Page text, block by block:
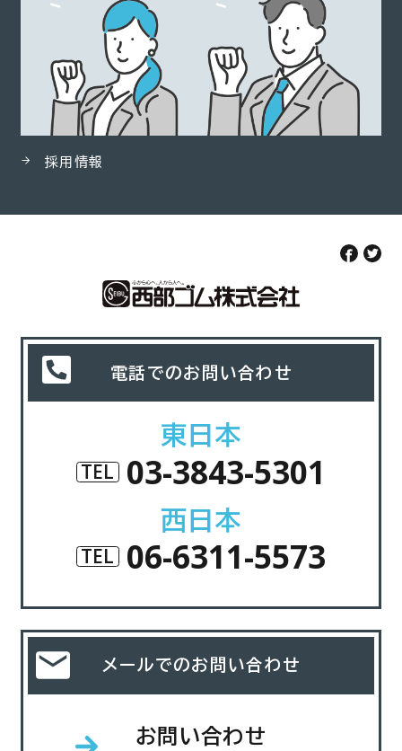
採用情報
電話でのお問い合わせ
東日本
TEL 03-3843-5301
西日本
TEL 06-6311-5573
メールでのお問い合わせ
お問い合わせ